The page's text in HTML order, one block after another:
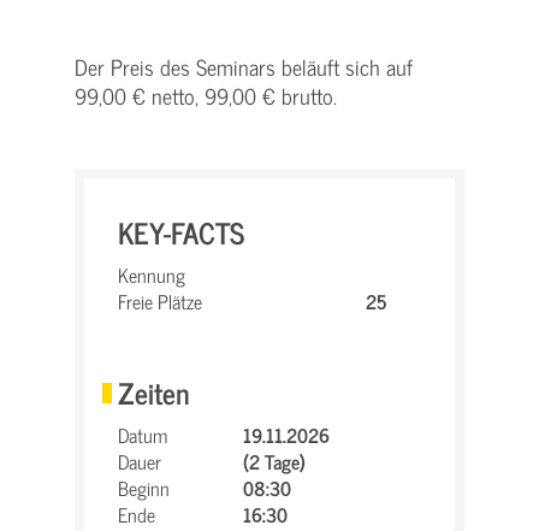
Der Preis des Seminars beläuft sich auf
99,00 € netto, 99,00 € brutto.
KEY-FACTS
Kennung
Freie Plätze
25
Zeiten
Datum
19.11.2026
Dauer
(2 Tage)
Beginn
08:30
Ende
16:30